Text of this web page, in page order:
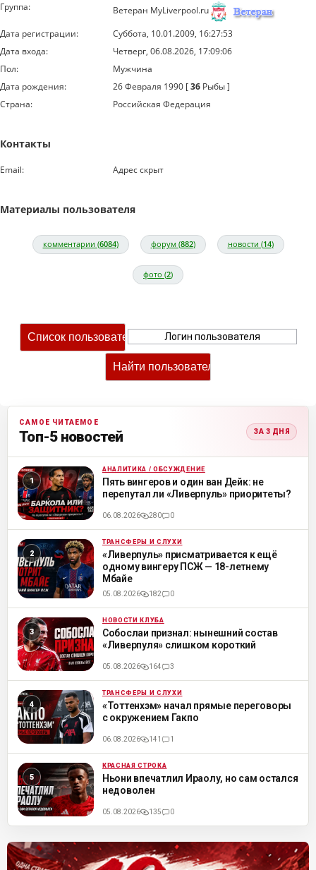
Группа:
Ветеран MyLiverpool.ru
Дата регистрации:
Суббота, 10.01.2009, 16:27:53
Дата входа:
Четверг, 06.08.2026, 17:09:06
Пол:
Мужчина
Дата рождения:
26 Февраля 1990 [36 Рыбы ]
Страна:
Российская Федерация
Контакты
Email: Адрес скрыт
Материалы пользователя
комментарии (6084) форум (882) новости (14)
фото (2)
САМОЕ ЧИТАЕМОЕ
Топ-5 новостей ЗА 3 ДНЯ
ML АНАЛИТИКА / ОБСУЖДЕНИЕ
Пять вингеров и один ван Дейк: не
перепутал ли «Ливерпуль» приоритеты?
06.08.2026 280 0
ML ТРАНСФЕРЫ И СЛУХИ
«Ливерпуль» присматривается к ещё
одному вингеру ПСЖ — 18-летнему
Мбайе
05.08.2026 182 0
ML НОВОСТИ КЛУБА
Собослаи признал: нынешний состав
«Ливерпуля» слишком короткий
05.08.2026 164 3
ML ТРАНСФЕРЫ И СЛУХИ
«Тоттенхэм» начал прямые переговоры
с окружением Гакпо
06.08.2026 141 1
ML КРАСНАЯ СТРОКА
Ньони впечатлил Ираолу, но сам остался
недоволен
05.08.2026 135 0